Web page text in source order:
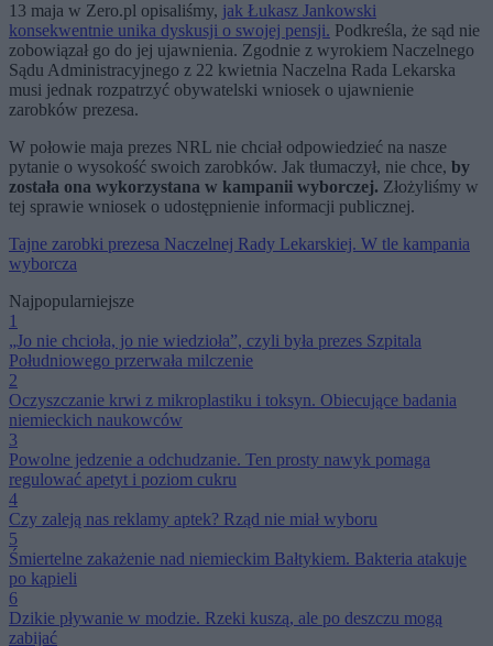
13 maja w Zero.pl opisaliśmy, jak Łukasz Jankowski
konsekwentnie unika dyskusji o swojej pensji. Podkreśla, że sąd nie
zobowiązał go do jej ujawnienia. Zgodnie z wyrokiem Naczelnego
Sądu Administracyjnego z 22 kwietnia Naczelna Rada Lekarska
musi jednak rozpatrzyć obywatelski wniosek o ujawnienie
zarobków prezesa.
W połowie maja prezes NRL nie chciał odpowiedzieć na nasze
pytanie o wysokość swoich zarobków. Jak tłumaczył, nie chce, by
została ona wykorzystana w kampanii wyborczej. Złożyliśmy w
tej sprawie wniosek o udostępnienie informacji publicznej.
Tajne zarobki prezesa Naczelnej Rady Lekarskiej. W tle kampania
wyborcza
Najpopularniejsze
1
„Jo nie chcioła, jo nie wiedzioła”, czyli była prezes Szpitala
Południowego przerwała milczenie
2
Oczyszczanie krwi z mikroplastiku i toksyn. Obiecujące badania
niemieckich naukowców
3
Powolne jedzenie a odchudzanie. Ten prosty nawyk pomaga
regulować apetyt i poziom cukru
4
Czy zaleją nas reklamy aptek? Rząd nie miał wyboru
5
Śmiertelne zakażenie nad niemieckim Bałtykiem. Bakteria atakuje
po kąpieli
6
Dzikie pływanie w modzie. Rzeki kuszą, ale po deszczu mogą
zabijać